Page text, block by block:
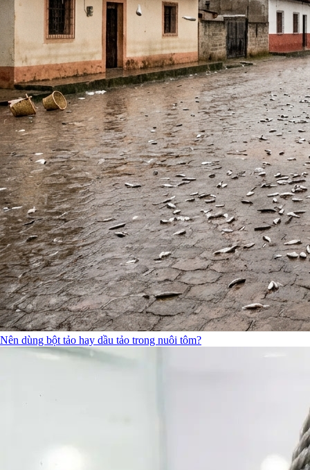
Nên dùng bột tảo hay dầu tảo trong nuôi tôm?